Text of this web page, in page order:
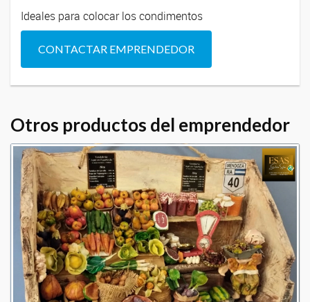
Ideales para colocar los condimentos
CONTACTAR EMPRENDEDOR
Otros productos del emprendedor